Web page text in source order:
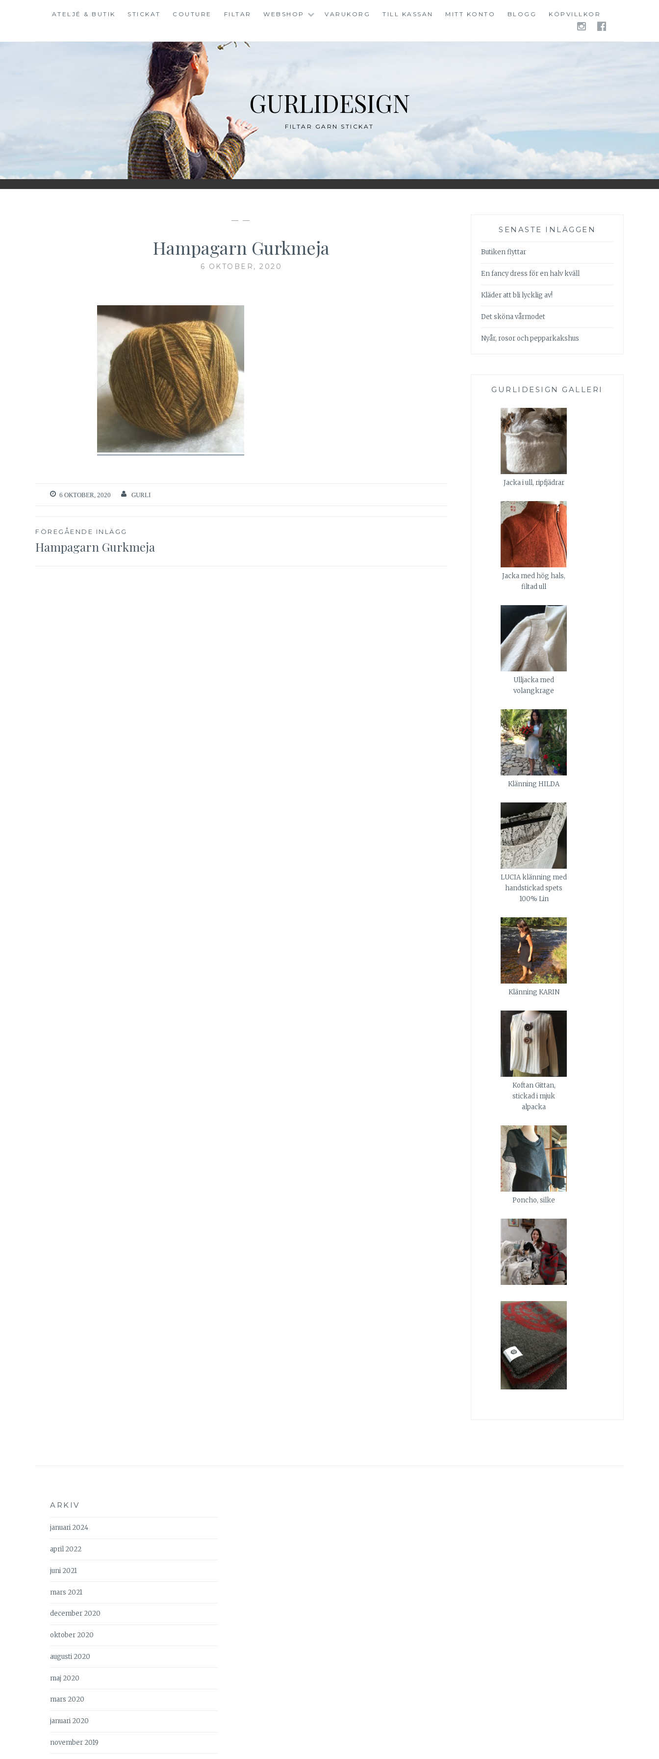
ATELJÉ & BUTIK STICKAT COUTURE FILTAR WEBSHOP VARUKORG TILL KASSAN MITT KONTO BLOGG KÖPVILLKOR
GURLIDESIGN
FILTAR GARN STICKAT
— —
Hampagarn Gurkmeja
6 OKTOBER, 2020
6 OKTOBER, 2020 GURLI
Inläggsnavigering
FÖREGÅENDE INLÄGG
Hampagarn Gurkmeja
SENASTE INLÄGGEN
Butiken flyttar
En fancy dress för en halv kväll
Kläder att bli lycklig av!
Det sköna vårmodet
Nyår, rosor och pepparkakshus
GURLIDESIGN GALLERI
Jacka i ull, ripfjädrar
Jacka med hög hals,
filtad ull
Ulljacka med
volangkrage
Klänning HILDA
LUCIA klänning med
handstickad spets
100% Lin
Klänning KARIN
Koftan Gittan,
stickad i mjuk
alpacka
Poncho, silke
ARKIV
januari 2024
april 2022
juni 2021
mars 2021
december 2020
oktober 2020
augusti 2020
maj 2020
mars 2020
januari 2020
november 2019